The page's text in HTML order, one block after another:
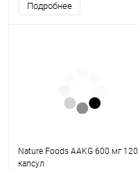
Подробнее
Nature Foods AAKG 600 мг 120
капсул